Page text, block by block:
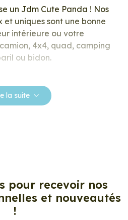
un Jdm Cute Panda ! Nos
uniques sont une bonne
intérieure ou votre
4x4, quad, camping
ou bidon.
laissez vous inspirer parmi
stickers.
ou votre véhicule.
de votre choix avec nos
la suite
pour recevoir nos
et nouveautés
!